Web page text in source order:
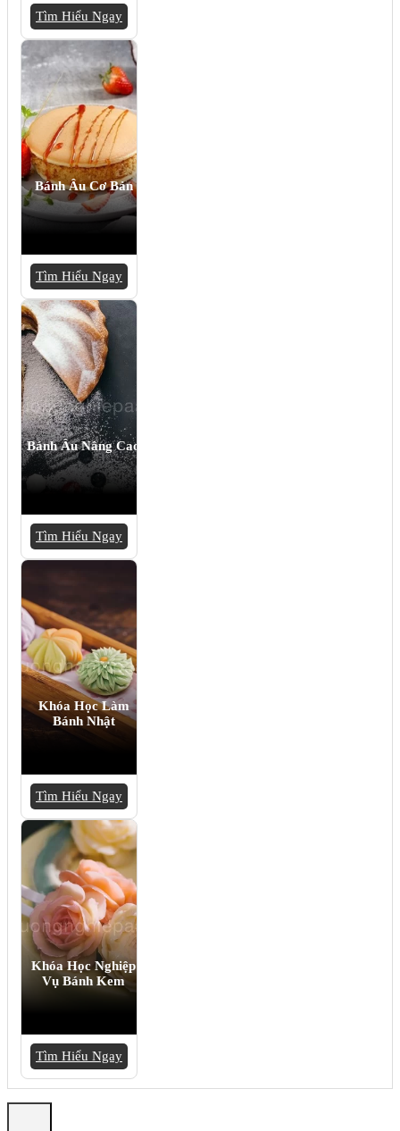
Tìm Hiểu Ngay
Bánh Âu Cơ Bản
Tìm Hiểu Ngay
Bánh Âu Nâng Cao
Tìm Hiểu Ngay
Khóa Học Làm
Bánh Nhật
Tìm Hiểu Ngay
Khóa Học Nghiệp
Vụ Bánh Kem
Tìm Hiểu Ngay